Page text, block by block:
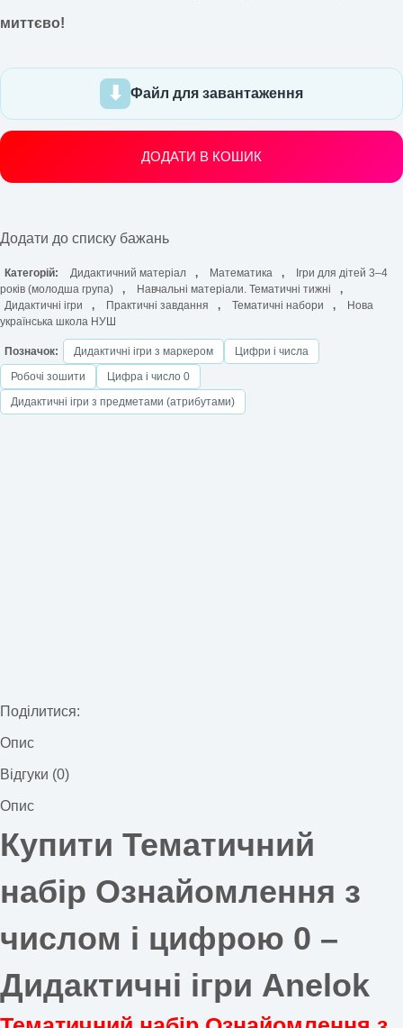
миттєво!
Файл для завантаження
ДОДАТИ В КОШИК
Додати до списку бажань
Категорій: Дидактичний матеріал , Математика ,
Ігри для дітей 3–4
років (молодша група)
, Навчальні матеріали. Тематичні тижні
,
Дидактичні ігри
, Практичні завдання , Тематичні набори ,
Нова
українська школа НУШ
Позначок: Дидактичні ігри з маркером
Цифри і числа
Робочі зошити
Цифра і число 0
Дидактичні ігри з предметами (атрибутами)
Поділитися:
Опис
Відгуки (0)
Опис
Купити Тематичний
набір Ознайомлення з
числом і цифрою 0 –
Дидактичні ігри Anelok